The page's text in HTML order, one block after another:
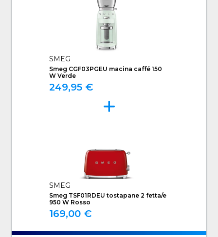
SMEG
Smeg CGF03PGEU macina caffé 150
W Verde
249,95 €
SMEG
Smeg TSF01RDEU tostapane 2 fetta/e
950 W Rosso
169,00 €